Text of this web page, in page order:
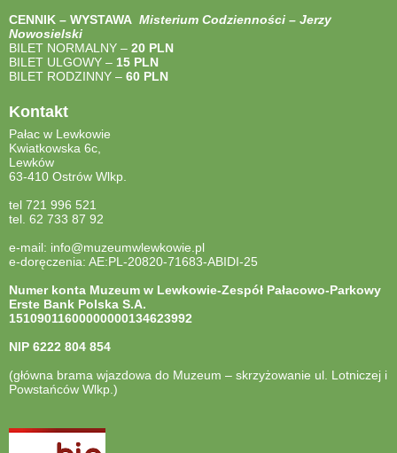
CENNIK – WYSTAWA Misterium Codzienności – Jerzy
Nowosielski
BILET NORMALNY – 20 PLN
BILET ULGOWY – 15 PLN
BILET RODZINNY – 60 PLN
Kontakt
Pałac w Lewkowie
Kwiatkowska 6c,
Lewków
63-410 Ostrów Wlkp.
tel 721 996 521
tel. 62 733 87 92
e-mail: info@muzeumwlewkowie.pl
e-doręczenia: AE:PL-20820-71683-ABIDI-25
Numer konta Muzeum w Lewkowie-Zespół Pałacowo-Parkowy
Erste Bank Polska S.A.
15109011600000000134623992
NIP 6222 804 854
(główna brama wjazdowa do Muzeum – skrzyżowanie ul. Lotniczej i
Powstańców Wlkp.)
otwiera